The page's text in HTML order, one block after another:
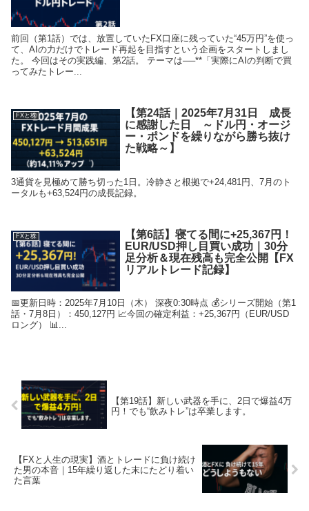
前回（第1話）では、放置していたFX口座に残っていた“45万円”を使っ
て、AIの力だけでトレード再起を目指すという企画をスタートしまし
た。 今回はその実践編、第2話。 テーマは──**「実際にAIの判断で買
ってみたトレー...
FXと株
【第24話｜2025年7月31日 成長
に感謝した日 ～ドル円・オージ
ー・ポンドを繰りながら勝ち抜け
た戦略～】
3通貨を見極めて勝ち切った1日。冷静さと根拠で+24,481円、7月のト
ータルも+63,524円の成長記録。
FXと株
【第6話】寝てる間に+25,367円！
EUR/USD押し目買い成功｜30分
足分析＆現在残高も完全公開【FX
リアルトレード記録】
📅更新日時：2025年7月10日（木） 深夜0:30時点 💰シリーズ開始（第1
話・7月8日）：450,127円 📈今回の確定利益：+25,367円（EUR/USD
ロング） 📊...
【第19話】新しい武器を手に、2日で爆益4万
円！でも“飲みトレ”は卒業します。
【FXと人生の現実】酒とトレードに負け続け
た男の本音｜15年繰り返した末にたどり着い
た言葉